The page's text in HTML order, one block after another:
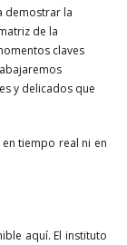
demostrar la
de la
claves
y delicados que
tiempo real ni en
aquí. El instituto